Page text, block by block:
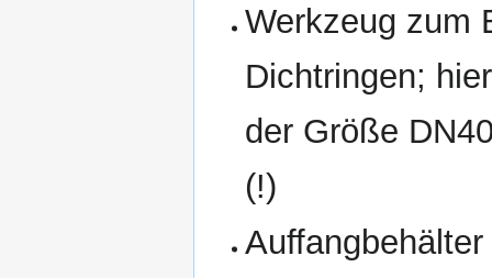
Werkzeug zum
Dichtringen;
der Größe
(!)